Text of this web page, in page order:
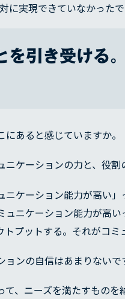
実現できていなかったで
引き受ける
あると感じていますか。
ケーションの力と、役割
ケーション能力が高い
ニケーション能力が高
プットする。それがコミ
ンの自信はあまりないで
、ニーズを満たすもの